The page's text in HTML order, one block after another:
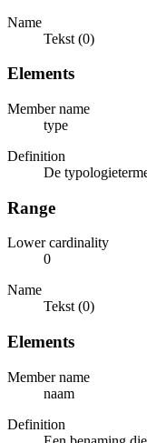
Name
Tekst (0)
Elements
Member name
type
Definition
De
Range
Lower cardinality
0
Name
Tekst (0)
Elements
Member name
naam
Definition